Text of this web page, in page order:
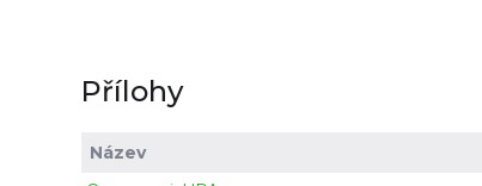
Přílohy
Název